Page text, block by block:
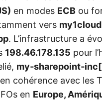
en modes ECB ou
vers
. L’infrastructure a
198.46.178.135 pour
cohérence avec les
en Europe,